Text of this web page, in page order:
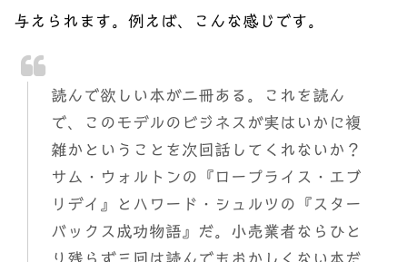
与えられます。例えば、こんな感じです。
読んで欲しい本が二冊ある。これを読ん
で、このモデルのビジネスが実はいかに複
雑かということを次回話してくれないか？
サム・ウォルトンの『ロープライス・エブ
リデイ』とハワード・シュルツの『スター
バックス成功物語』だ。小売業者ならひと
り残らず三回は読んでもおかしくない本だ